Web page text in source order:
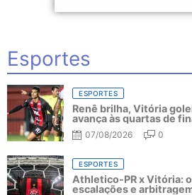
Esportes
ESPORTES
Renê brilha, Vitória
avança às quartas de
07/08/2026 0
ESPORTES
Athletico-PR x Vitória:
escalações e